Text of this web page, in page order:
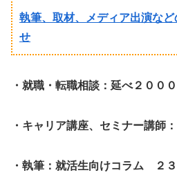
執筆、取材、メディア出演な
せ
・就職・転職相談：延べ２００
・キャリア講座、セミナー講師
・執筆：就活生向けコラム ２